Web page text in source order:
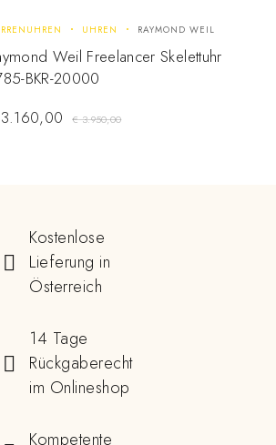
UHREN RAYMOND WEIL
Weil Freelancer Skelettuhr
BKR-20000
€3.950,00
3.160,00
Kostenlose
Lieferung in
Österreich
14 Tage
Rückgaberecht
im Onlineshop
Kompetente